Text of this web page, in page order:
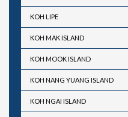
KOH LIPE
KOH MAK ISLAND
KOH MOOK ISLAND
KOH NANG YUANG ISLAND
KOH NGAI ISLAND